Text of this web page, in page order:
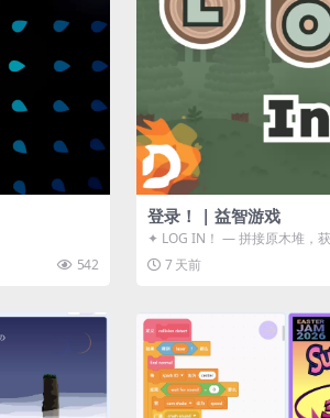
542
登录！ | 益智游戏
✦ LOG IN！ — 拼接原木堆
ᑕ☲◎ ᑕ☲◎ ...
7 天前